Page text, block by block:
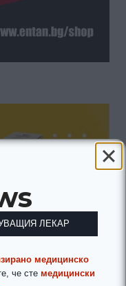
ЛЕКАР
медицинско
че сте медицински